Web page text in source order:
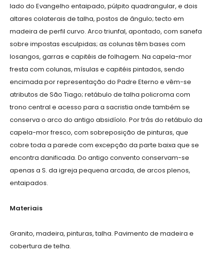
lado do Evangelho entaipado, púlpito quadrangular, e dois
altares colaterais de talha, postos de ângulo; tecto em
madeira de perfil curvo. Arco triunfal, apontado, com sanefa
sobre impostas esculpidas; as colunas têm bases com
losangos, garras e capitéis de folhagem. Na capela-mor
fresta com colunas, mísulas e capitéis pintados, sendo
encimada por representação do Padre Eterno e vêm-se
atributos de São Tiago; retábulo de talha policroma com
trono central e acesso para a sacristia onde também se
conserva o arco do antigo absidíolo. Por trás do retábulo da
capela-mor fresco, com sobreposição de pinturas, que
cobre toda a parede com excepção da parte baixa que se
encontra danificada. Do antigo convento conservam-se
apenas a S. da igreja pequena arcada, de arcos plenos,
entaipados.
Materiais
Granito, madeira, pinturas, talha. Pavimento de madeira e
cobertura de telha.